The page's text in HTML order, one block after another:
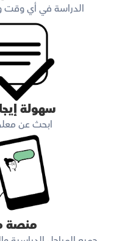
الدراسة في أي وقت
سهولة
ابحث عن
منصة